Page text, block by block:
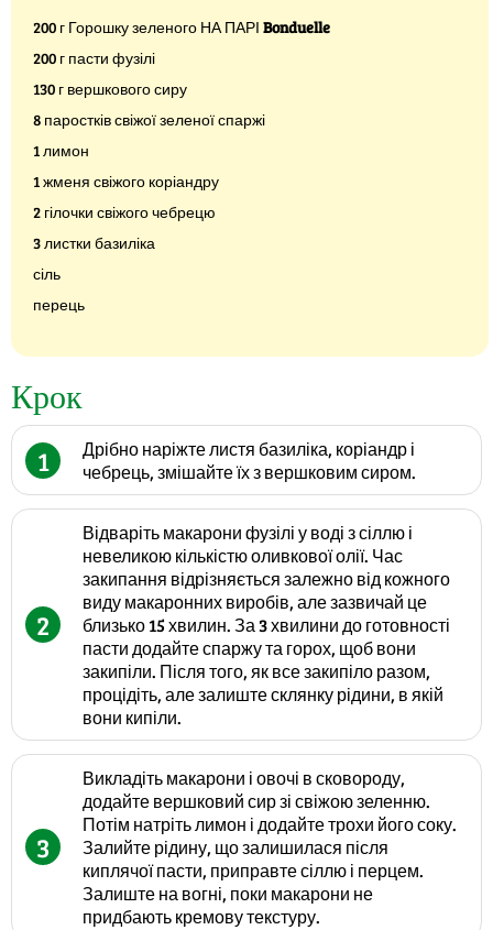
200 г Горошку зеленого НА ПАРІ Bonduelle
200 г пасти фузілі
130 г вершкового сиру
8 паростків свіжої зеленої спаржі
1 лимон
1 жменя свіжого коріандру
2 гілочки свіжого чебрецю
3 листки базиліка
сіль
перець
Крок
1
Дрібно наріжте листя базиліка, коріандр і
чебрець, змішайте їх з вершковим сиром.
2
Відваріть макарони фузілі у воді з сіллю і
невеликою кількістю оливкової олії. Час
закипання відрізняється залежно від кожного
виду макаронних виробів, але зазвичай це
близько 15 хвилин. За 3 хвилини до готовності
пасти додайте спаржу та горох, щоб вони
закипіли. Після того, як все закипіло разом,
процідіть, але залиште склянку рідини, в якій
вони кипіли.
3
Викладіть макарони і овочі в сковороду,
додайте вершковий сир зі свіжою зеленню.
Потім натріть лимон і додайте трохи його соку.
Залийте рідину, що залишилася після
киплячої пасти, приправте сіллю і перцем.
Залиште на вогні, поки макарони не
придбають кремову текстуру.